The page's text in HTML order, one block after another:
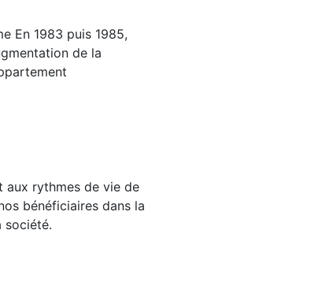
En 1983 puis 1985,
de la
aux rythmes de vie de
bénéficiaires dans la
société.